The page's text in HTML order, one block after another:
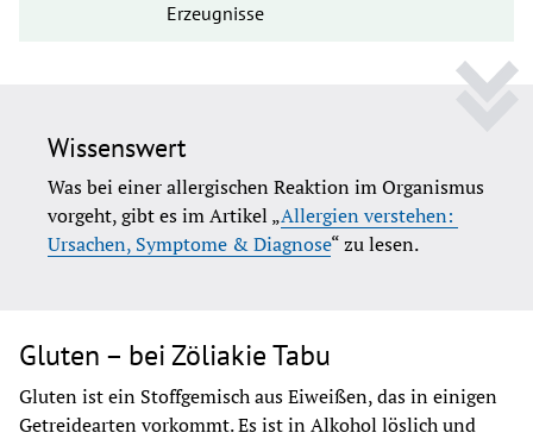
Erzeugnisse
Wissenswert
Was bei einer allergischen Reaktion im Organismus
vorgeht, gibt es im Artikel „Allergien verstehen:
Ursachen, Symptome & Diagnose“ zu lesen.
Gluten – bei Zöliakie Tabu
Gluten ist ein Stoffgemisch aus Eiweißen, das in einigen
Getreidearten vorkommt. Es ist in Alkohol löslich und